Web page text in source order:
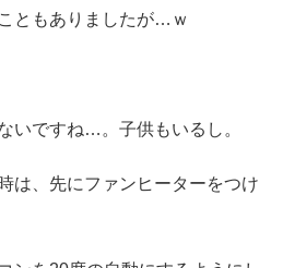
ともありましたが…ｗ
いですね…。子供もいるし。
は、先にファンヒーターをつけ